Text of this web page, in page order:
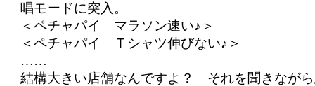
唱モードに突入。
＜ペチャパイ マラソン速い♪＞
＜ペチャパイ Ｔシャツ伸びない♪＞
……
結構大きい店舗なんですよ？ それを聞きなが